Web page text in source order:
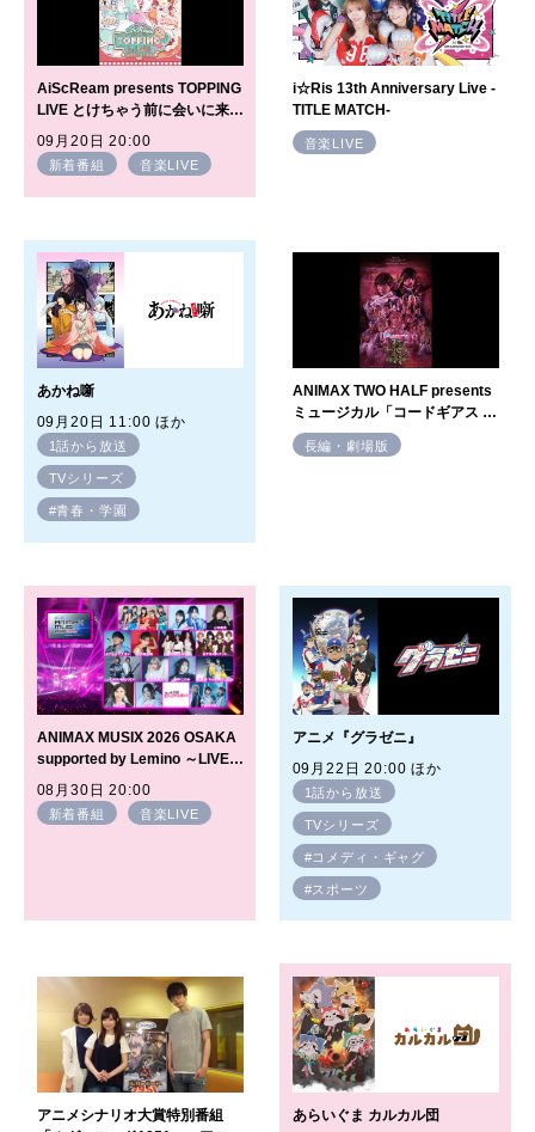
AiScReam presents TOPPING
LIVE とけちゃう前に会いに来て
♡♡♡ （Day1）
09月20日 20:00
新着番組 音楽LIVE
i☆Ris 13th Anniversary Live -
TITLE MATCH-
音楽LIVE
あかね噺
09月20日 11:00 ほか
1話から放送
TVシリーズ
#青春・学園
ANIMAX TWO HALF presents
ミュージカル「コードギアス 反
逆のルルーシュ 正道に准ずる騎
士」２
長編・劇場版
ANIMAX MUSIX 2026 OSAKA
supported by Lemino ～LIVE &
BACKSTAGE～
08月30日 20:00
新着番組 音楽LIVE
アニメ『グラゼニ』
09月22日 20:00 ほか
1話から放送
TVシリーズ
#コメディ・ギャグ
#スポーツ
アニメシナリオ大賞特別番組
あらいぐま カルカル団